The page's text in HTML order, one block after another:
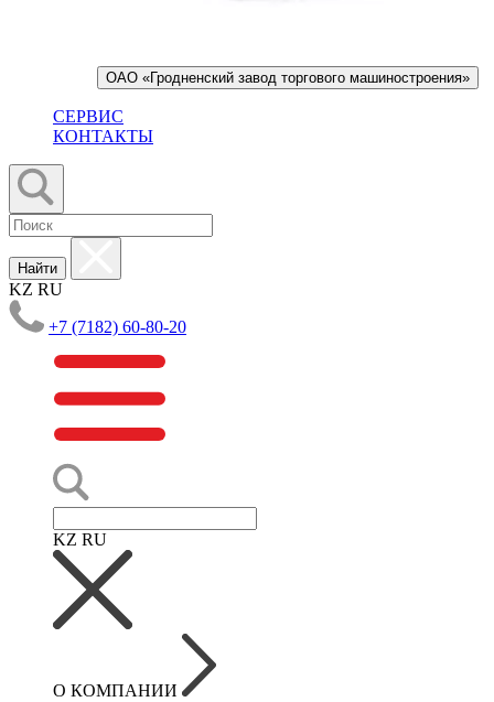
ОАО «Гродненский завод торгового машиностроения»
СЕРВИС
КОНТАКТЫ
Найти
KZ RU
+7 (7182) 60-80-20
KZ RU
О КОМПАНИИ